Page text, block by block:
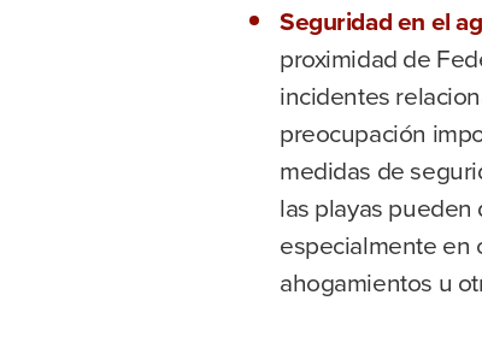
Seguridad en el
proximidad de
incidentes
preocupación
medidas de
las playas
especialmente en
ahogamientos u